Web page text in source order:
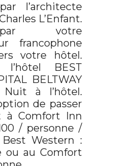
l’architecte
L’Enfant.
votre
francophone
votre hôtel.
BEST
BELTWAY
à l’hôtel.
de passer
à Comfort Inn
/ personne /
Western :
ou au Comfort